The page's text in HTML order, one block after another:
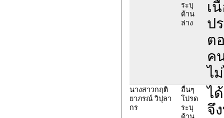
ระบุ
ด้าน
ล่าง
เ
ป
ต
ค
ไ
นางสาวกฤติ
ยาภรณ์ วิปุลา
กร
อื่นๆ
โปรด
ระบุ
ด้าน
ไ
จึ